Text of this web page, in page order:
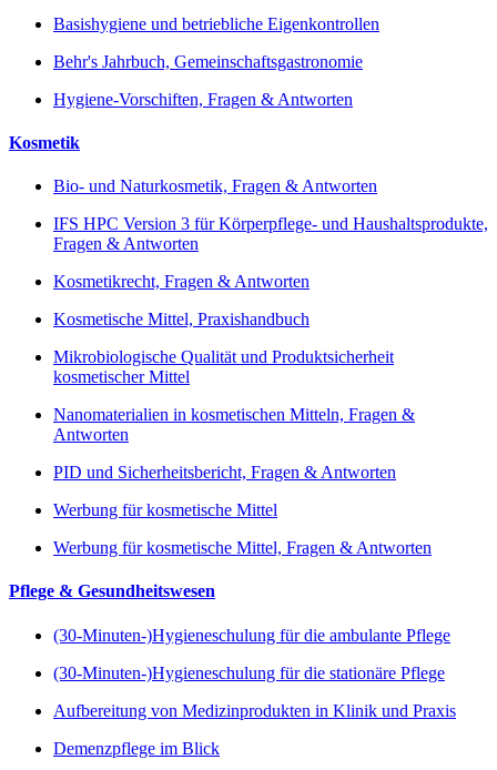
Basishygiene und betriebliche Eigenkontrollen
Behr's Jahrbuch, Gemeinschaftsgastronomie
Hygiene-Vorschiften, Fragen & Antworten
Kosmetik
Bio- und Naturkosmetik, Fragen & Antworten
IFS HPC Version 3 für Körperpflege- und Haushaltsprodukte,
Fragen & Antworten
Kosmetikrecht, Fragen & Antworten
Kosmetische Mittel, Praxishandbuch
Mikrobiologische Qualität und Produktsicherheit
kosmetischer Mittel
Nanomaterialien in kosmetischen Mitteln, Fragen &
Antworten
PID und Sicherheitsbericht, Fragen & Antworten
Werbung für kosmetische Mittel
Werbung für kosmetische Mittel, Fragen & Antworten
Pflege & Gesundheitswesen
(30-Minuten-)Hygieneschulung für die ambulante Pflege
(30-Minuten-)Hygieneschulung für die stationäre Pflege
Aufbereitung von Medizinprodukten in Klinik und Praxis
Demenzpflege im Blick